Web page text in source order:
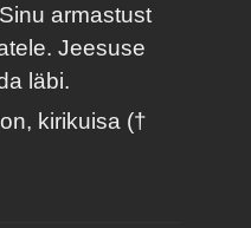
armastust
Jeesuse
läbi.
kirikuisa (†